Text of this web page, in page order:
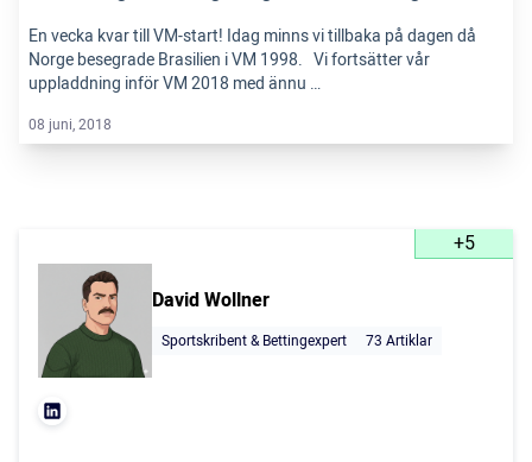
En vecka kvar till VM-start! Idag minns vi tillbaka på dagen då
Norge besegrade Brasilien i VM 1998. Vi fortsätter vår
uppladdning inför VM 2018 med ännu …
08 juni, 2018
+5
David Wollner
Sportskribent & Bettingexpert 73 Artiklar